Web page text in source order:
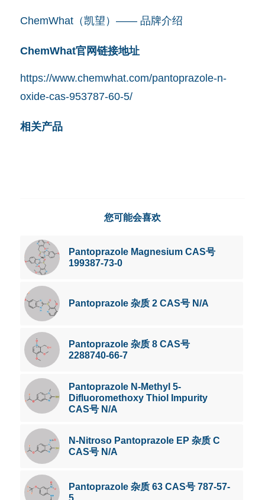
ChemWhat（凯望）—— 品牌介绍
ChemWhat官网链接地址
https://www.chemwhat.com/pantoprazole-n-
oxide-cas-953787-60-5/
相关产品
您可能会喜欢
Pantoprazole Magnesium CAS号
199387-73-0
Pantoprazole 杂质 2 CAS号 N/A
Pantoprazole 杂质 8 CAS号
2288740-66-7
Pantoprazole N-Methyl 5-
Difluoromethoxy Thiol Impurity
CAS号 N/A
N-Nitroso Pantoprazole EP 杂质 C
CAS号 N/A
Pantoprazole 杂质 63 CAS号 787-57-
5